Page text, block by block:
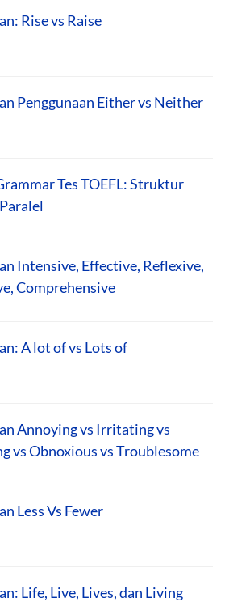
Rise vs Raise
Penggunaan Either vs Neither
Tes TOEFL: Struktur
Intensive, Effective, Reflexive,
Comprehensive
A lot of vs Lots of
Annoying vs Irritating vs
vs Obnoxious vs Troublesome
Less Vs Fewer
Life, Live, Lives, dan Living